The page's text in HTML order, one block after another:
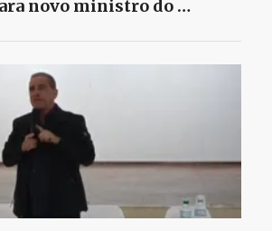
novo ministro do …